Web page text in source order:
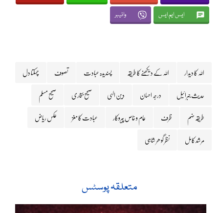
ایس ایم ایس وائیبر
اللہ کا دیدار اللہ کے دیکھنے کا طریقہ پسندیدہ عبادت تصوف
چمکتا دل
حدیث جبرائیل
درجہ احسان دین الہی صحیح بخاری
صحیح مسلم
طریقہ ضم
ظرف عام و خاص پیروکار عبادت کا مغز
عکس ریاض
مرشد کامل
نظر گوھر شاہی
متعلقہ پوسٹس